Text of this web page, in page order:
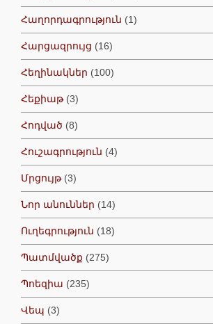
Հաղորդագրություն (1)
Հարցազրույց (16)
Հեղինակներ (100)
Հեքիաթ(3)
Հոդված (8)
Հուշագրություն (4)
Մրցույթ(3)
Նոր անուններ (14)
Ուղեգրություն (18)
Պատմվածք (275)
Պոեզիա (235)
Վեպ (3)